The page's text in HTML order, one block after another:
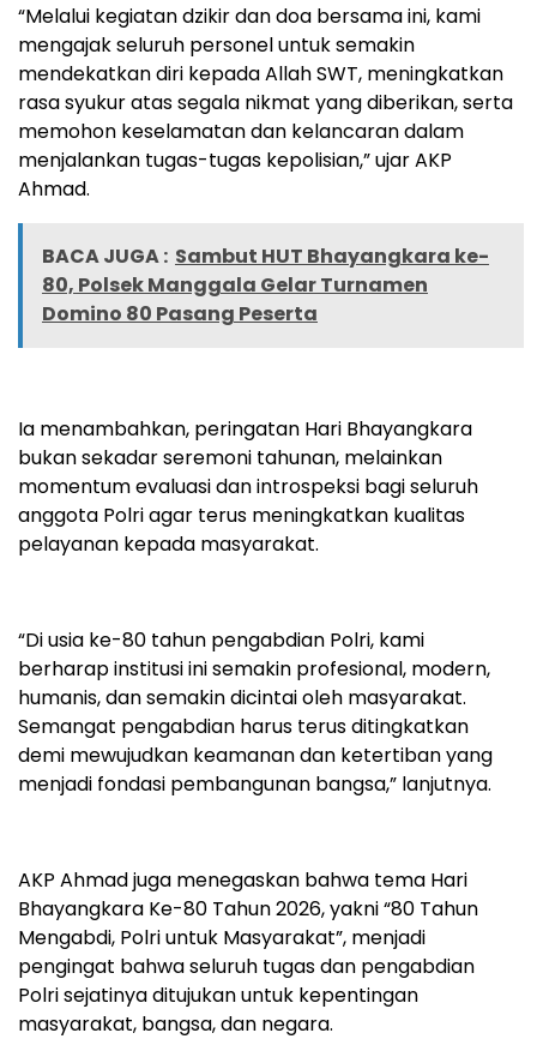
“Melalui kegiatan dzikir dan doa bersama ini, kami
mengajak seluruh personel untuk semakin
mendekatkan diri kepada Allah SWT, meningkatkan
rasa syukur atas segala nikmat yang diberikan, serta
memohon keselamatan dan kelancaran dalam
menjalankan tugas-tugas kepolisian,” ujar AKP
Ahmad.
BACA JUGA : Sambut HUT Bhayangkara ke-
80, Polsek Manggala Gelar Turnamen
Domino 80 Pasang Peserta
Ia menambahkan, peringatan Hari Bhayangkara
bukan sekadar seremoni tahunan, melainkan
momentum evaluasi dan introspeksi bagi seluruh
anggota Polri agar terus meningkatkan kualitas
pelayanan kepada masyarakat.
“Di usia ke-80 tahun pengabdian Polri, kami
berharap institusi ini semakin profesional, modern,
humanis, dan semakin dicintai oleh masyarakat.
Semangat pengabdian harus terus ditingkatkan
demi mewujudkan keamanan dan ketertiban yang
menjadi fondasi pembangunan bangsa,” lanjutnya.
AKP Ahmad juga menegaskan bahwa tema Hari
Bhayangkara Ke-80 Tahun 2026, yakni “80 Tahun
Mengabdi, Polri untuk Masyarakat”, menjadi
pengingat bahwa seluruh tugas dan pengabdian
Polri sejatinya ditujukan untuk kepentingan
masyarakat, bangsa, dan negara.